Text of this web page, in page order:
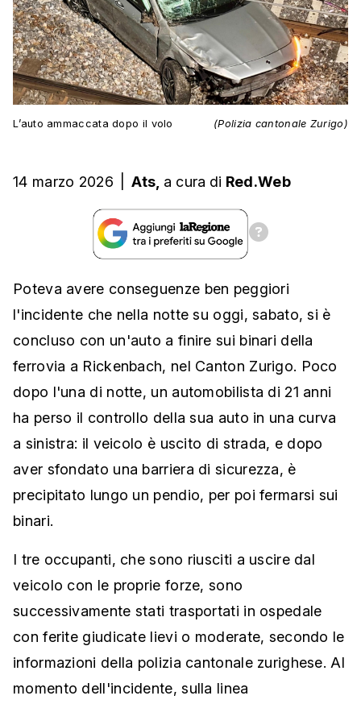
L’auto ammaccata dopo il volo (Polizia cantonale Zurigo)
14 marzo 2026 Ats, a cura di Red.Web
Poteva avere conseguenze ben peggiori
l'incidente che nella notte su oggi, sabato, si è
concluso con un'auto a finire sui binari della
ferrovia a Rickenbach, nel Canton Zurigo. Poco
dopo l'una di notte, un automobilista di 21 anni
ha perso il controllo della sua auto in una curva
a sinistra: il veicolo è uscito di strada, e dopo
aver sfondato una barriera di sicurezza, è
precipitato lungo un pendio, per poi fermarsi sui
binari.
I tre occupanti, che sono riusciti a uscire dal
veicolo con le proprie forze, sono
successivamente stati trasportati in ospedale
con ferite giudicate lievi o moderate, secondo le
informazioni della polizia cantonale zurighese. Al
momento dell'incidente, sulla linea